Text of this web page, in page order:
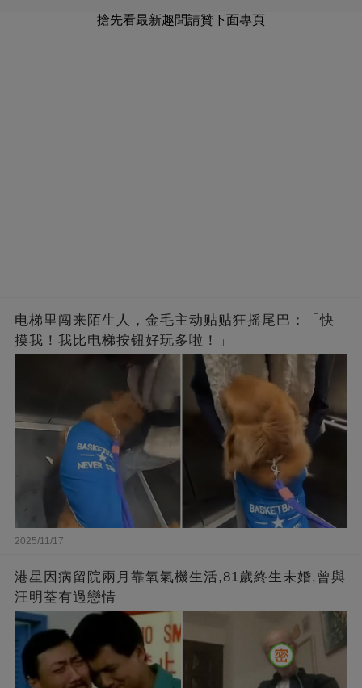
搶先看最新趣聞請贊下面專頁
电梯里闯来陌生人，金毛主动贴贴狂摇尾巴：「快
摸我！我比电梯按钮好玩多啦！」
2025/11/17
港星因病留院兩月靠氧氣機生活,81歲終生未婚,曾與
汪明荃有過戀情